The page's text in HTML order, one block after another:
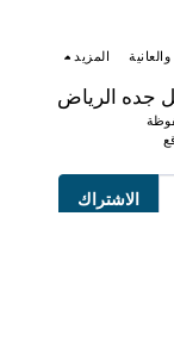
جده الرياض
المزيد
الاشتراك